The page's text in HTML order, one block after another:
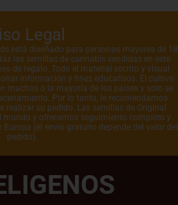
Legal
está diseñado para personas mayores de 18
las semillas de cannabis vendidas en este
de regalo. Todo el material escrito y visual
información y fines educativos. El cultivo
muchos o la mayoría de los países y solo se
Por lo tanto, le recomendamos
realizar su pedido. Las semillas de Original
mundo y ofrecemos seguimiento completo y
Europa (el envío gratuito depende del valor del
pedido).